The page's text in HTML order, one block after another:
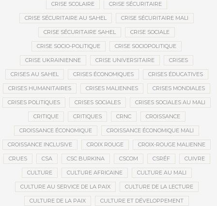
CRISE SCOLAIRE CRISE SÉCURITAIRE
CRISE SÉCURITAIRE AU SAHEL CRISE SÉCURITAIRE MALI
CRISE SÉCURITAIRE SAHEL CRISE SOCIALE
CRISE SOCIO-POLITIQUE CRISE SOCIOPOLITIQUE
CRISE UKRAINIENNE CRISE UNIVERSITAIRE CRISES
CRISES AU SAHEL CRISES ÉCONOMIQUES CRISES ÉDUCATIVES
CRISES HUMANITAIRES CRISES MALIENNES CRISES MONDIALES
CRISES POLITIQUES CRISES SOCIALES CRISES SOCIALES AU MALI
CRITIQUE CRITIQUES CRNC CROISSANCE
CROISSANCE ÉCONOMIQUE CROISSANCE ÉCONOMIQUE MALI
CROISSANCE INCLUSIVE CROIX ROUGE CROIX-ROUGE MALIENNE
CRUES CSA CSC BURKINA CSCOM CSRÉF CUIVRE
CULTURE CULTURE AFRICAINE CULTURE AU MALI
CULTURE AU SERVICE DE LA PAIX CULTURE DE LA LECTURE
CULTURE DE LA PAIX CULTURE ET DÉVELOPPEMENT